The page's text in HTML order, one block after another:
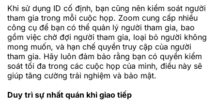
Khi sử dụng ID cố định, bạn cũng nên kiểm soát người
tham gia trong mỗi cuộc họp. Zoom cung cấp nhiều
công cụ để bạn có thể quản lý người tham gia, bao
gồm việc chờ đợi người tham gia, loại bỏ người không
mong muốn, và hạn chế quyền truy cập của người
tham gia. Hãy luôn đảm bảo rằng bạn có quyền kiểm
soát tối đa trong các cuộc họp của mình, điều này sẽ
giúp tăng cường trải nghiệm và bảo mật.
Duy trì sự nhất quán khi giao tiếp